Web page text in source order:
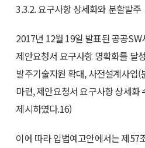
3.3.2. 요구사항 상세화와 분할발주
2017년 12월 19일 발표된 공공
제안요청서 요구사항 명확화를 달
발주기술지원 확대, 사전설계사업(
마련, 제안요청서 요구사항 상세화
제시하였다.16)
이에 따라 입법예고안에서는 제57